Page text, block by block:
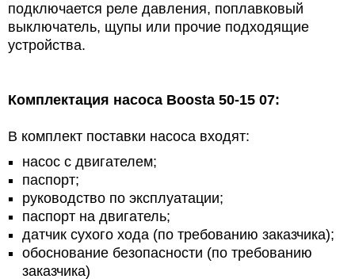
подключается реле давления, поплавковый
выключатель, щупы или прочие подходящие
устройства.
Комплектация насоса Boosta 50-15 07:
В комплект поставки насоса входят:
насос с двигателем;
паспорт;
руководство по эксплуатации;
паспорт на двигатель;
датчик сухого хода (по требованию заказчика);
обоснование безопасности (по требованию
заказчика)